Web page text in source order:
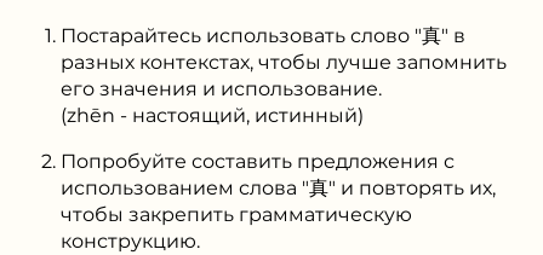
Постарайтесь использовать слово "真" в
разных контекстах, чтобы лучше запомнить
его значения и использование.
(zhēn - настоящий, истинный)
Попробуйте составить предложения с
использованием слова "真" и повторять их,
чтобы закрепить грамматическую
конструкцию.